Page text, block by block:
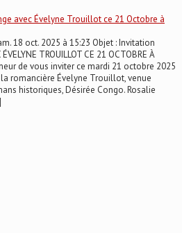
avec Évelyne Trouillot ce 21 Octobre à
18 oct. 2025 à 15:23 Objet : Invitation
TROUILLOT CE 21 OCTOBRE À
de vous inviter ce mardi 21 octobre 2025
romancière Évelyne Trouillot, venue
historiques, Désirée Congo. Rosalie